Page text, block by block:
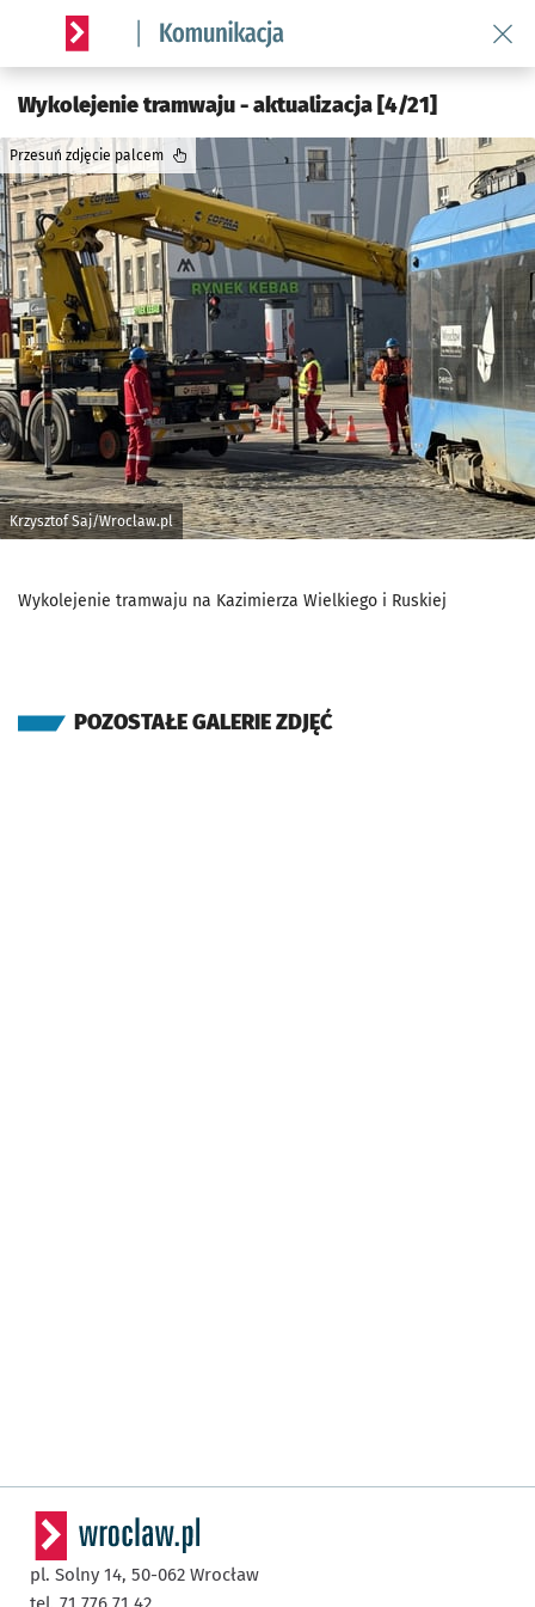
Serwis informacyjny wroclaw.pl podserwis: Komunikacja
Wykolejenie tramwaju - aktualizacja [4/21]
Krzysztof Saj/Wroclaw.pl
Przesuń zdjęcie palcem
Wykolejenie tramwaju na Kazimierza Wielkiego i Ruskiej
POZOSTAŁE GALERIE ZDJĘĆ
pl. Solny 14, 50-062 Wrocław